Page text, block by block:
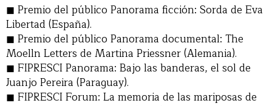
Premio del público Panorama ficción: Sorda de Eva
Libertad (España).
Premio del público Panorama documental: The
Moelln Letters de Martina Priessner (Alemania).
FIPRESCI Panorama: Bajo las banderas, el sol de
Juanjo Pereira (Paraguay).
FIPRESCI Forum: La memoria de las mariposas de